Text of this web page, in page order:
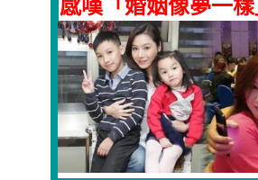
感嘆「婚姻像夢一樣